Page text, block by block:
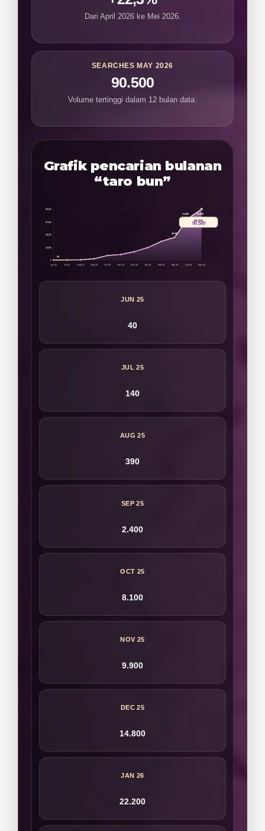
Dari April 2026 ke Mei 2026.
SEARCHES MAY 2026
90.500
Volume tertinggi dalam 12 bulan data.
Grafik pencarian bulanan
“taro bun”
0
22,6K
45,3K
67,9K
90,5K
Jun 25
40
Jul 25 Aug 25 Sep 25 Oct 25 Nov 25 Dec 25 Jan 26 Feb 26 Mar 26
40.500
Apr 26
74.000
May 26
90.500
Mei 2026
90.500
JUN 25
40
JUL 25
140
AUG 25
390
SEP 25
2.400
OCT 25
8.100
NOV 25
9.900
DEC 25
14.800
JAN 26
22.200